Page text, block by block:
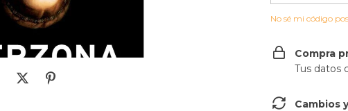
No sé mi código
Compra
Tus datos
Cambios